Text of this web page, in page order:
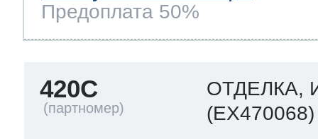
Предоплата 50%
420C
ОТДЕЛКА,
(EX470068)